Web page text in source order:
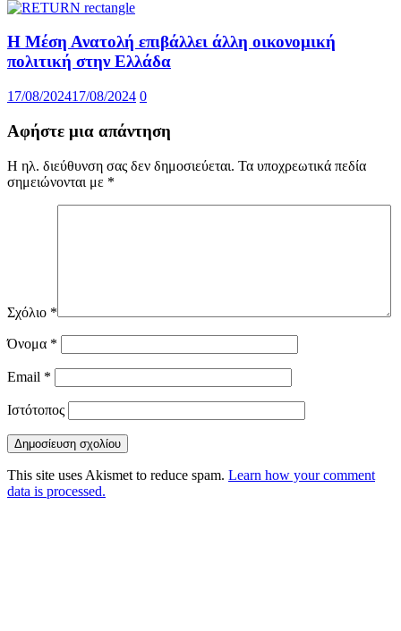
Η Μέση Ανατολή επιβάλλει άλλη οικονομική
πολιτική στην Ελλάδα
17/08/202417/08/2024 0
Αφήστε μια απάντηση
Η ηλ. διεύθυνση σας δεν δημοσιεύεται. Τα υποχρεωτικά πεδία
σημειώνονται με *
Σχόλιο *
Όνομα *
Email *
Ιστότοπος
This site uses Akismet to reduce spam. Learn how your comment
data is processed.